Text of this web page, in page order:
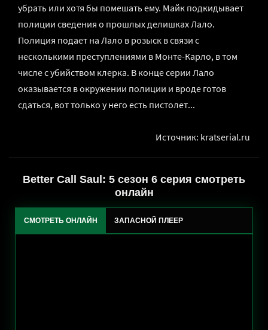
убрать или хотя бы помешать ему. Майк подкидывает
полиции сведения о прошлых делишках Лало.
Полиция подает на Лало в розыск в связи с
несколькими преступлениями в Монте-Карло, в том
числе с убийством клерка. В конце серии Лало
оказывается в окружении полиции и вроде готов
сдаться, вот только у него есть пистолет...
Источник: kratserial.ru
Better Call Saul: 5 сезон 6 серия смотреть
онлайн
СМОТРЕТЬ ОНЛАЙН ЗАПАСНОЙ ПЛЕЕР